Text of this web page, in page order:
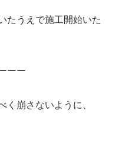
たうえで施工開始いた
ーー
崩さないように、